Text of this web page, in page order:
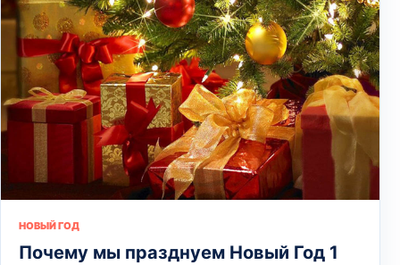
НОВЫЙ ГОД
Почему мы празднуем Новый Год 1